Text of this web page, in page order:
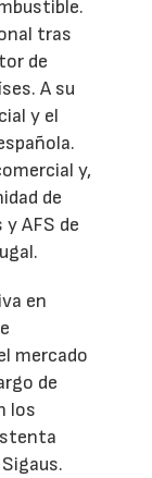
tras
de
A su
y el
y,
de
AFS de
en
mercado
de
los